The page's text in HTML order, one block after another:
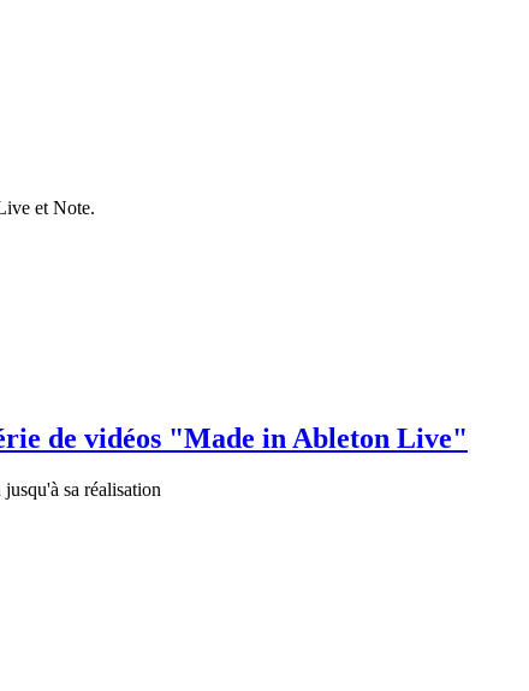
et Note.
de vidéos "Made in Ableton Live"
sa réalisation